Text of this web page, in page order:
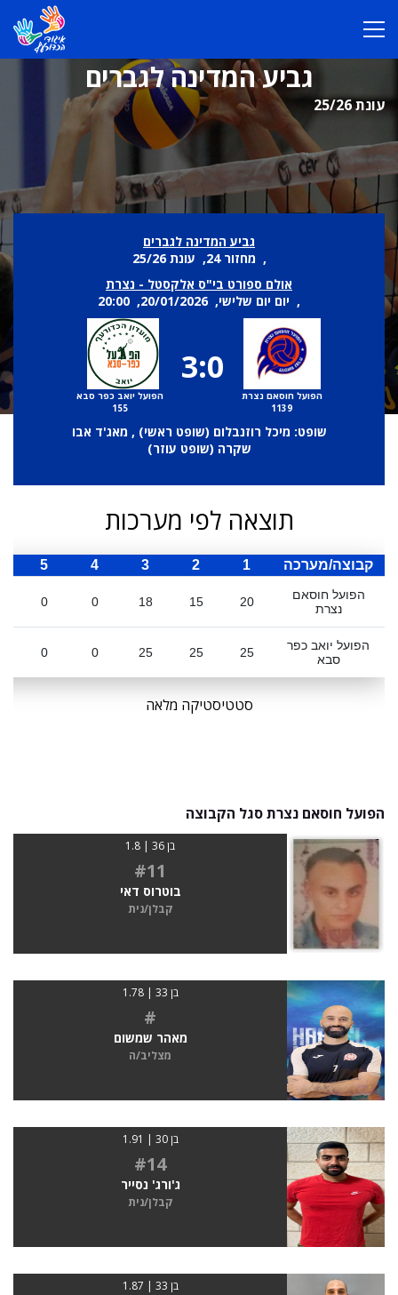
גביע המדינה לגברים
עונת 25/26
גביע המדינה לגברים
, מחזור 24, עונת 25/26
אולם ספורט בי"ס אלקסטל - נצרת
, יום יום שלישי, 20/01/2026, 20:00
הפועל חוסאם נצרת
1139
3:0
הפועל יואב כפר סבא
155
שופט: מיכל רוזנבלום (שופט ראשי) , מאג'ד אבו
שקרה (שופט עוזר)
תוצאה לפי מערכות
קבוצה/מערכה 1
2
3
4
5
הפועל חוסאם
נצרת
20
15
18
0
0
הפועל יואב כפר
סבא
25
25
25
0
0
סטטיסטיקה מלאה
הפועל חוסאם נצרת סגל הקבוצה
בן 36 | 1.8
#11
בוטרוס דאי
קבלן/נית
בן 33 | 1.78
#
מאהר שמשום
מצליב/ה
בן 30 | 1.91
#14
ג'ורג' נסייר
קבלן/נית
בן 33 | 1.87